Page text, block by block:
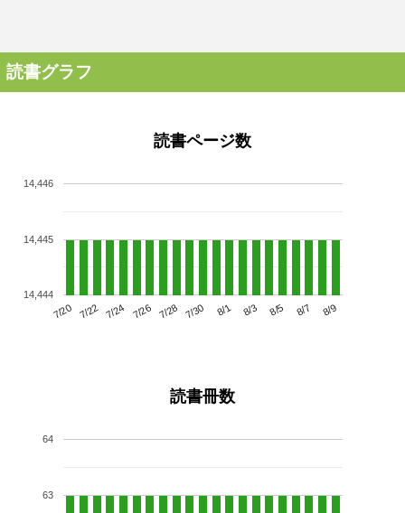
読書グラフ
読書ページ数
7/20 7/22 7/24 7/26 7/28 7/30 8/1 8/3 8/5 8/7 8/9
14,444
14,445
14,446
読書冊数
63
64